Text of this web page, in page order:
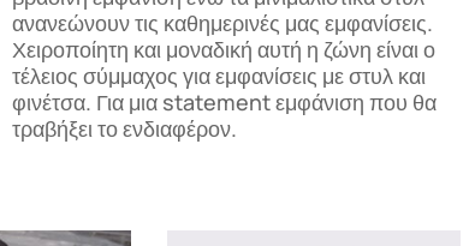
ανανεώνουν τις καθημερινές μας εμφανίσεις.
Χειροποίητη και μοναδική αυτή η ζώνη είναι ο
τέλειος σύμμαχος για εμφανίσεις με στυλ και
φινέτσα. Για μια statement εμφάνιση που θα
τραβήξει το ενδιαφέρον.